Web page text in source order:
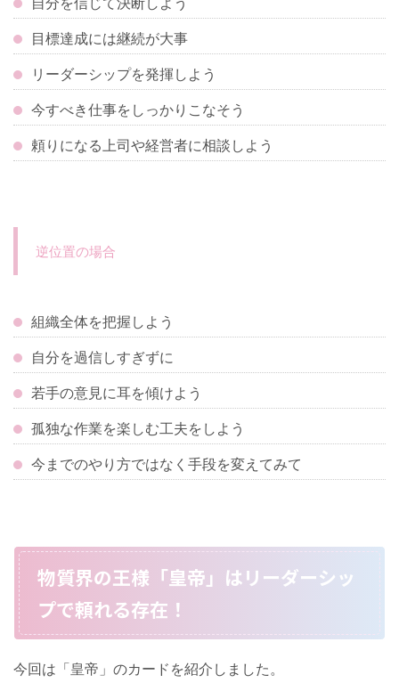
目標達成には継続が大事
リーダーシップを発揮しよう
今すべき仕事をしっかりこなそう
頼りになる上司や経営者に相談しよう
逆位置の場合
組織全体を把握しよう
自分を過信しすぎずに
若手の意見に耳を傾けよう
孤独な作業を楽しむ工夫をしよう
今までのやり方ではなく手段を変えてみて
物質界の王様「皇帝」はリーダーシッ
プで頼れる存在！
今回は「皇帝」のカードを紹介しました。